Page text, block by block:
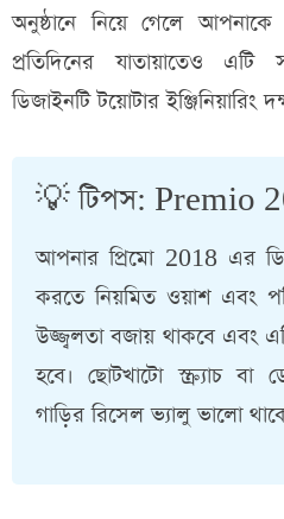
অনুষ্ঠানে নিয়ে গেলে আপনাকে
প্রতিদিনের যাতায়াতেও এটি
ডিজাইনটি টয়োটার
💡 টিপস: Premio
আপনার প্রিমো 2018 এর
করতে নিয়মিত ওয়াশ এবং
উজ্জ্বলতা বজায় থাকবে এবং
হবে। ছোটখাটো স্ক্র্যাচ
গাড়ির রিসেল ভ্যালু ভালো